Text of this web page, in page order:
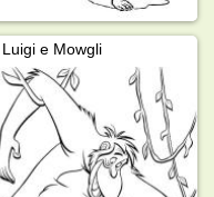
Luigi e Mowgli